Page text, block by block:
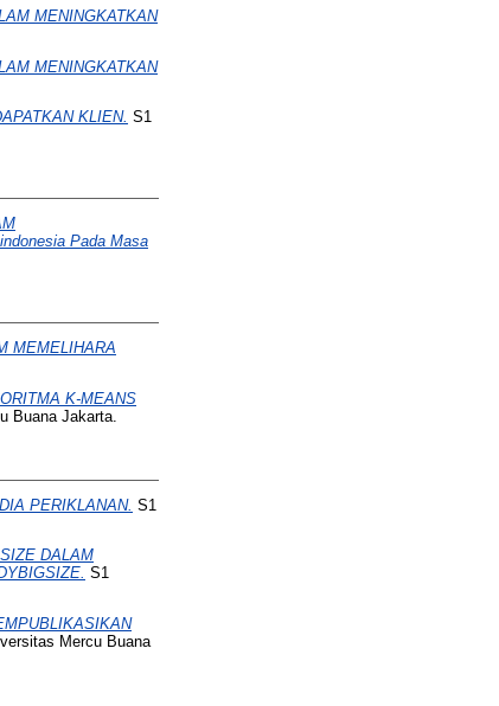
MENINGKATKAN
MENINGKATKAN
KLIEN. S1
Pada Masa
MEMELIHARA
K-MEANS
Buana Jakarta.
PERIKLANAN. S1
DALAM
S1
Mercu Buana